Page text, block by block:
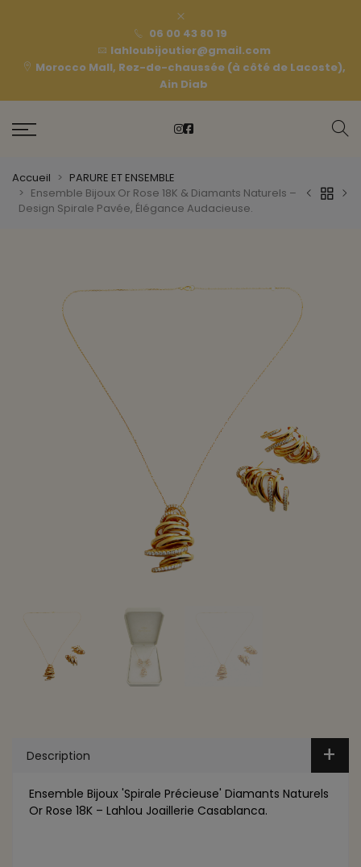
06 00 43 80 19
lahloubijoutier@gmail.com
Morocco Mall, Rez-de-chaussée (à côté de Lacoste),
Ain Diab
Accueil
PARURE ET ENSEMBLE
Ensemble Bijoux Or Rose 18K & Diamants Naturels –
Design Spirale Pavée, Élégance Audacieuse.
Description
Ensemble Bijoux 'Spirale Précieuse' Diamants Naturels
Or Rose 18K – Lahlou Joaillerie Casablanca.